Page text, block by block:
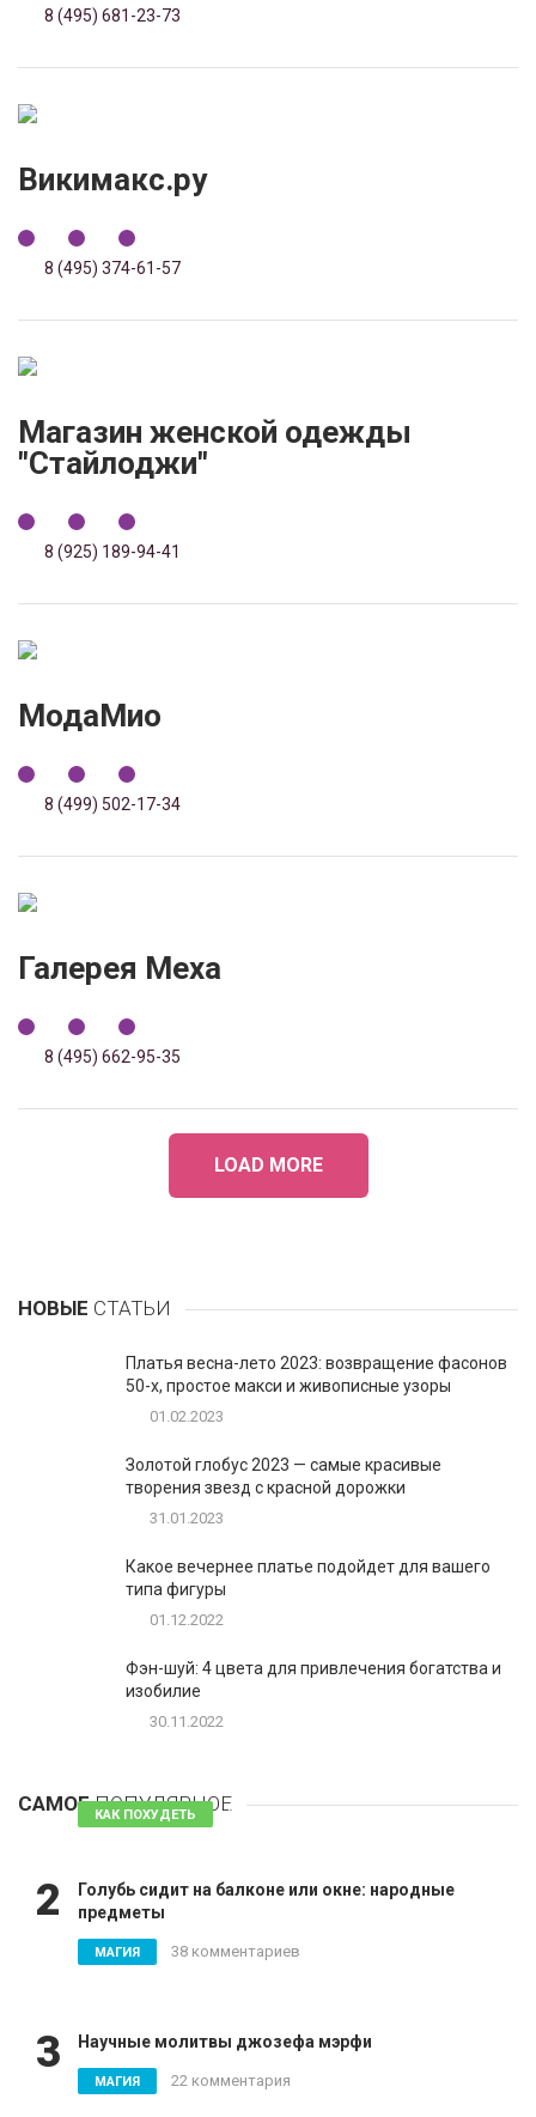
8 (495) 681-23-73
Викимакс.ру
8 (495) 374-61-57
Магазин женской одежды
"Стайлоджи"
8 (925) 189-94-41
МодаМио
8 (499) 502-17-34
Галерея Меха
8 (495) 662-95-35
LOAD MORE
НОВЫЕ СТАТЬИ
Платья весна-лето 2023: возвращение фасонов
50-х, простое макси и живописные узоры
01.02.2023
Золотой глобус 2023 — самые красивые
творения звезд с красной дорожки
31.01.2023
Какое вечернее платье подойдет для вашего
типа фигуры
01.12.2022
Фэн-шуй: 4 цвета для привлечения богатства и
изобилие
30.11.2022
САМОЕПОПУЛЯРНОЕ
КАК ПОХУДЕТЬ 81 комментарий
2
Голубь сидит на балконе или окне: народные
предметы
МАГИЯ 38 комментариев
3 Научные молитвы джозефа мэрфи
МАГИЯ 22 комментария